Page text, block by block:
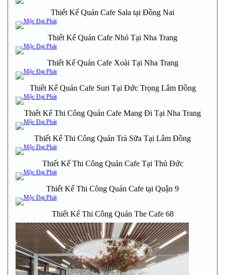
Thiết Kế Quán Cafe Sala tại Đồng Nai
Thiết Kế Quán Cafe Nhỏ Tại Nha Trang
Thiết Kế Quán Cafe Xoài Tại Nha Trang
Thiết Kế Quán Cafe Suri Tại Đức Trọng Lâm Đồng
Thiết Kế Thi Công Quán Cafe Mang Đi Tại Nha Trang
Thiết Kế Thi Công Quán Trà Sữa Tại Lâm Đồng
Thiết Kế Thi Công Quán Cafe Tại Thủ Đức
Thiết Kế Thi Công Quán Cafe tại Quận 9
Thiết Kế Thi Công Quán The Cafe 68